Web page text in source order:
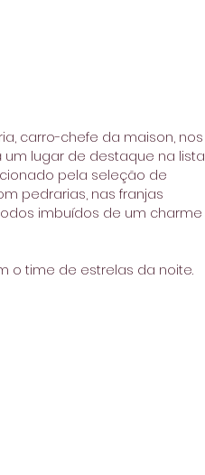
carro-chefe da maison, nos
lugar de destaque na lista
pela seleção de
pedrarias, nas franjas
imbuídos de um charme
o time de estrelas da noite.